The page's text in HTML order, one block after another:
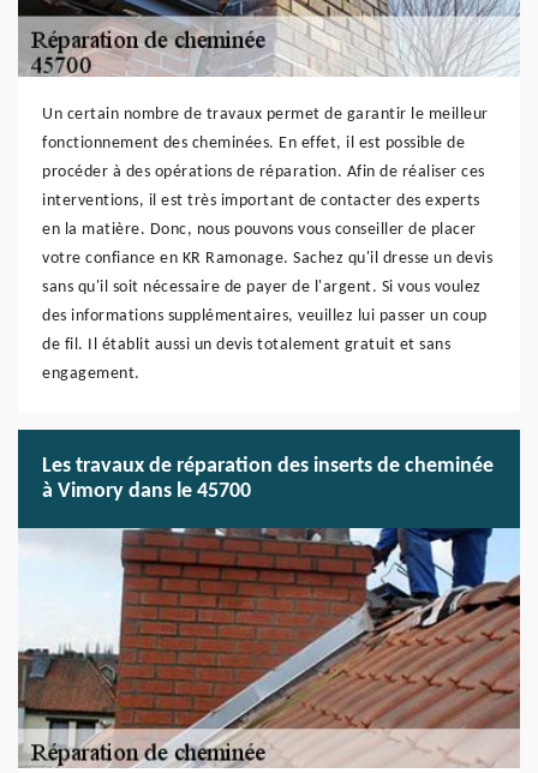
Un certain nombre de travaux permet de garantir le meilleur
fonctionnement des cheminées. En effet, il est possible de
procéder à des opérations de réparation. Afin de réaliser ces
interventions, il est très important de contacter des experts
en la matière. Donc, nous pouvons vous conseiller de placer
votre confiance en KR Ramonage. Sachez qu'il dresse un devis
sans qu'il soit nécessaire de payer de l'argent. Si vous voulez
des informations supplémentaires, veuillez lui passer un coup
de fil. Il établit aussi un devis totalement gratuit et sans
engagement.
Les travaux de réparation des inserts de cheminée
à Vimory dans le 45700